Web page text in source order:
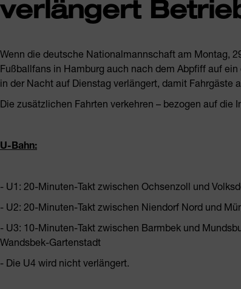
verlängert
Wenn die deutsche Nationalmannschaft am Montag,
Fußballfans in Hamburg auch nach dem Abpfiff auf
in der Nacht auf Dienstag verlängert, damit Fahrgäste
Die zusätzlichen Fahrten verkehren – bezogen auf die
U-Bahn:
- U1: 20-Minuten-Takt zwischen Ochsenzoll und
- U2: 20-Minuten-Takt zwischen Niendorf Nord und
- U3: 10-Minuten-Takt zwischen Barmbek und
Wandsbek-Gartenstadt
- Die U4 wird nicht verlängert.